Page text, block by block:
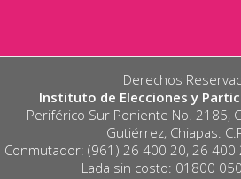
Derechos
Instituto de Elecciones y
Periférico Sur Poniente No. 2185,
Gutiérrez, Chiapas.
Conmutador: (961) 26 400 20, 26
Lada sin costo: 01800